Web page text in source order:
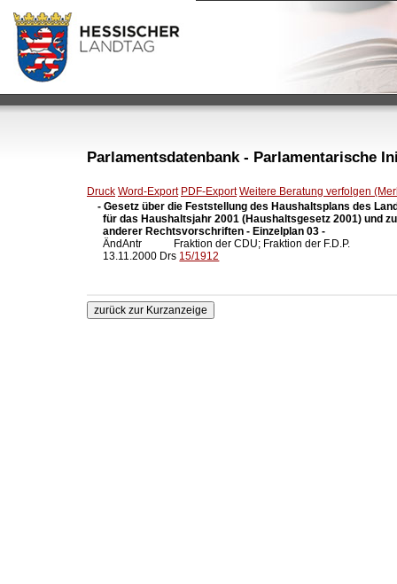
Parlamentsdatenbank - Parlamentarische
Druck Word-Export PDF-Export Weitere Beratung verfolgen
- Gesetz über die Feststellung des Haushaltsplans des
für das Haushaltsjahr 2001 (Haushaltsgesetz 2001) und
  anderer Rechtsvorschriften - Einzelplan 03 -
ÄndAntr            Fraktion der CDU; Fraktion der F.D.P.
  13.11.2000 Drs
15/1912